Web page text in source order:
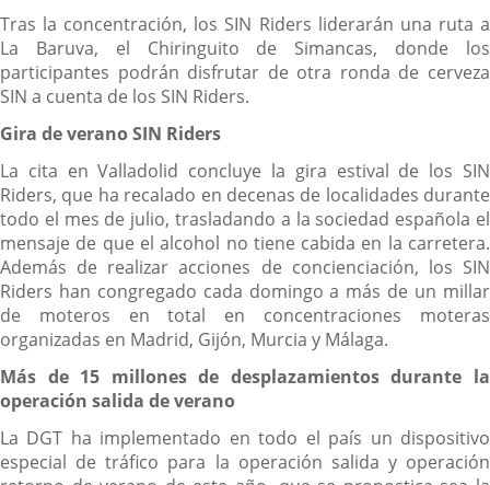
Tras la concentración, los SIN Riders liderarán una ruta a
La Baruva, el Chiringuito de Simancas, donde los
participantes podrán disfrutar de otra ronda de cerveza
SIN a cuenta de los SIN Riders.
Gira de verano SIN Riders
La cita en Valladolid concluye la gira estival de los SIN
Riders, que ha recalado en decenas de localidades durante
todo el mes de julio, trasladando a la sociedad española el
mensaje de que el alcohol no tiene cabida en la carretera.
Además de realizar acciones de concienciación, los SIN
Riders han congregado cada domingo a más de un millar
de moteros en total en concentraciones moteras
organizadas en Madrid, Gijón, Murcia y Málaga.
Más de 15 millones de desplazamientos durante la
operación salida de verano
La DGT ha implementado en todo el país un dispositivo
especial de tráfico para la operación salida y operación